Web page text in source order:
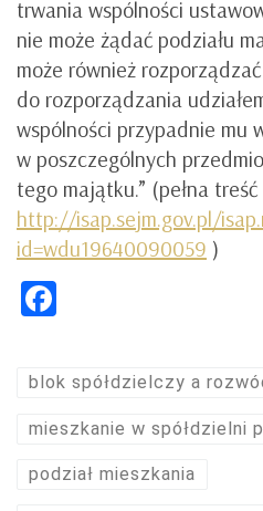
trwania wspólności
nie może żądać podziału
może również
do rozporządzania
wspólności przypadnie mu
w poszczególnych
tego majątku.” (pełna
http://isap.sejm.gov.pl/
id=wdu19640090059 )
blok spółdzielczy a
mieszkanie w spółdzielni
podział mieszkania